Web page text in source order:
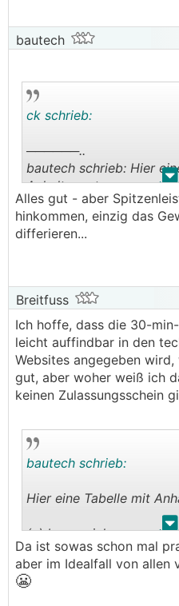
bautech
.
ck schrieb:
──────..
bautech schrieb: Hier
Anhaltswerten...
───────────────
Aber Achtung, der Born
Alles gut - aber
hinkommen, einzig das
differieren...
Breitfuss
Ich hoffe, dass die 30-
leicht auffindbar in den
Websites angegeben
gut, aber woher weiß ich
keinen Zulassungsschein
.
bautech schrieb:
Hier eine Tabelle mit
(c) by
Da ist sowas schon mal
aber im Idealfall von allen
😬